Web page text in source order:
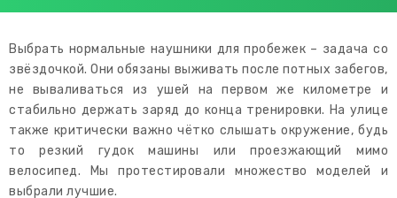
Выбрать нормальные наушники для пробежек – задача со
звёздочкой. Они обязаны выживать после потных забегов,
не вываливаться из ушей на первом же километре и
стабильно держать заряд до конца тренировки. На улице
также критически важно чётко слышать окружение, будь
то резкий гудок машины или проезжающий мимо
велосипед. Мы протестировали множество моделей и
выбрали лучшие.